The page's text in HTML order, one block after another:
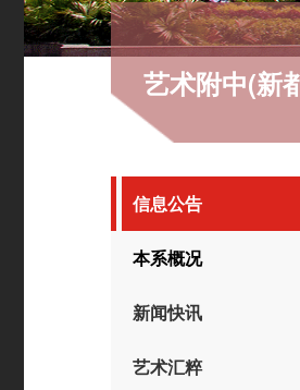
艺术附中(新
信息公告
本系概况
新闻快讯
艺术汇粹